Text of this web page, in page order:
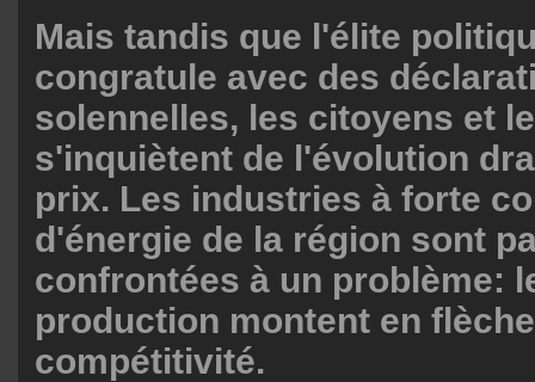
Mais tandis que l'élite
congratule avec des
solennelles, les citoyens et
s'inquiètent de l'évolution
prix. Les industries à forte
d'énergie de la région sont
confrontées à un problème:
production montent en
compétitivité.